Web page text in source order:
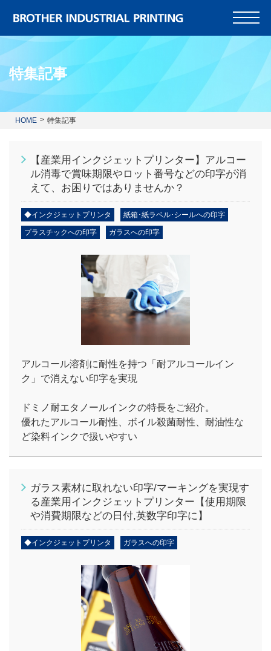
特集記事
HOME 特集記事
【産業用インクジェットプリンター】アルコー
ル消毒で賞味期限やロット番号などの印字が消
えて、お困りではありませんか？
◆インクジェットプリンタ 紙箱･紙ラベル･シールへの印字
プラスチックへの印字 ガラスへの印字
アルコール溶剤に耐性を持つ「耐アルコールイン
ク」で消えない印字を実現
ドミノ耐エタノールインクの特長をご紹介。
優れたアルコール耐性、ボイル殺菌耐性、耐油性な
ど染料インクで扱いやすい
ガラス素材に取れない印字/マーキングを実現す
る産業用インクジェットプリンター【使用期限
や消費期限などの日付,英数字印字に】
◆インクジェットプリンタ ガラスへの印字